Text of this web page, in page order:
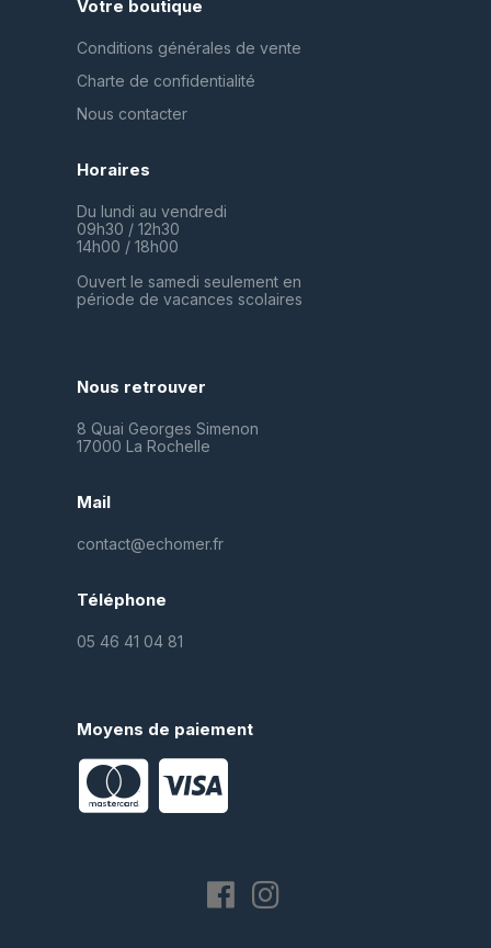
Votre boutique
Conditions générales de vente
Charte de confidentialité
Nous contacter
Horaires
Du lundi au vendredi
09h30 / 12h30
14h00 / 18h00
Ouvert le samedi seulement en
période de vacances scolaires
Nous retrouver
8 Quai Georges Simenon
17000 La Rochelle
Mail
contact@echomer.fr
Téléphone
05 46 41 04 81
Moyens de paiement